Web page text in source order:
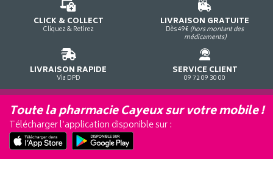
CLICK & COLLECT
Cliquez & Retirez
LIVRAISON GRATUITE
Dès 49€ (hors montant des
médicaments)
LIVRAISON RAPIDE
Via DPD
SERVICE CLIENT
09 72 09 30 00
Toute la pharmacie Cayeux sur votre mobile !
Télécharger l’application disponible sur :